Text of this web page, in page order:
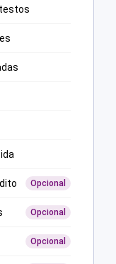
Opcional
Opcional
Opcional